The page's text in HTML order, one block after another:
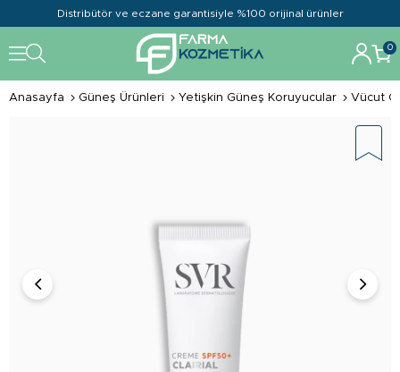
Distribütör ve eczane garantisiyle %100 orijinal ürünler
0
Anasayfa Güneş Ürünleri Yetişkin Güneş Koruyucular Vücut